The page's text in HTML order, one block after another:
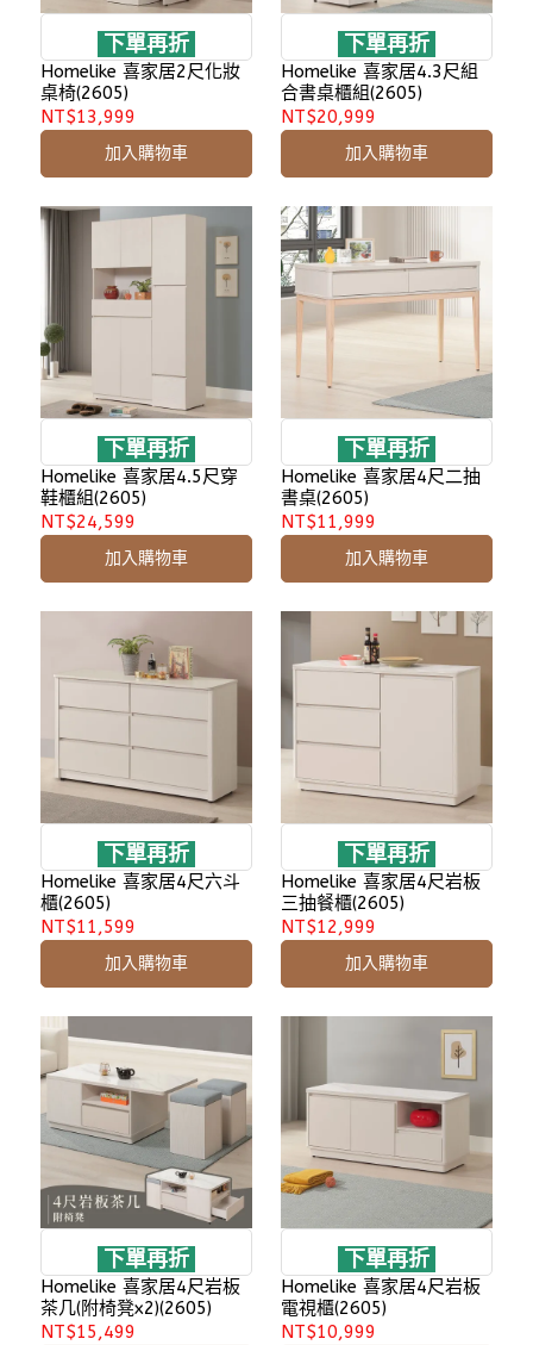
下單再折
Homelike 喜家居2尺化妝
桌椅(2605)
NT$13,999
加入購物車
下單再折
Homelike 喜家居4.3尺組
合書桌櫃組(2605)
NT$20,999
加入購物車
下單再折
Homelike 喜家居4.5尺穿
鞋櫃組(2605)
NT$24,599
加入購物車
下單再折
Homelike 喜家居4尺二抽
書桌(2605)
NT$11,999
加入購物車
下單再折
Homelike 喜家居4尺六斗
櫃(2605)
NT$11,599
加入購物車
下單再折
Homelike 喜家居4尺岩板
三抽餐櫃(2605)
NT$12,999
加入購物車
下單再折
Homelike 喜家居4尺岩板
茶几(附椅凳x2)(2605)
NT$15,499
下單再折
Homelike 喜家居4尺岩板
電視櫃(2605)
NT$10,999